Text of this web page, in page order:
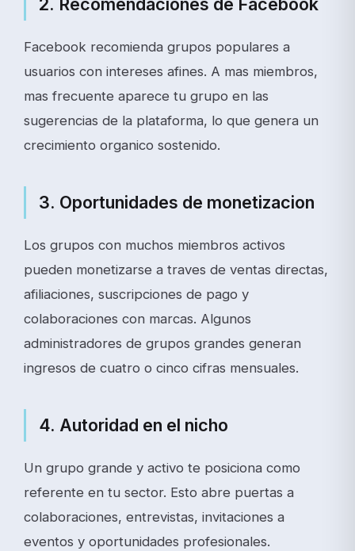
Facebook recomienda grupos populares a
usuarios con intereses afines. A mas miembros,
mas frecuente aparece tu grupo en las
sugerencias de la plataforma, lo que genera un
crecimiento organico sostenido.
3. Oportunidades de monetizacion
Los grupos con muchos miembros activos
pueden monetizarse a traves de ventas directas,
afiliaciones, suscripciones de pago y
colaboraciones con marcas. Algunos
administradores de grupos grandes generan
ingresos de cuatro o cinco cifras mensuales.
4. Autoridad en el nicho
Un grupo grande y activo te posiciona como
referente en tu sector. Esto abre puertas a
colaboraciones, entrevistas, invitaciones a
eventos y oportunidades profesionales.